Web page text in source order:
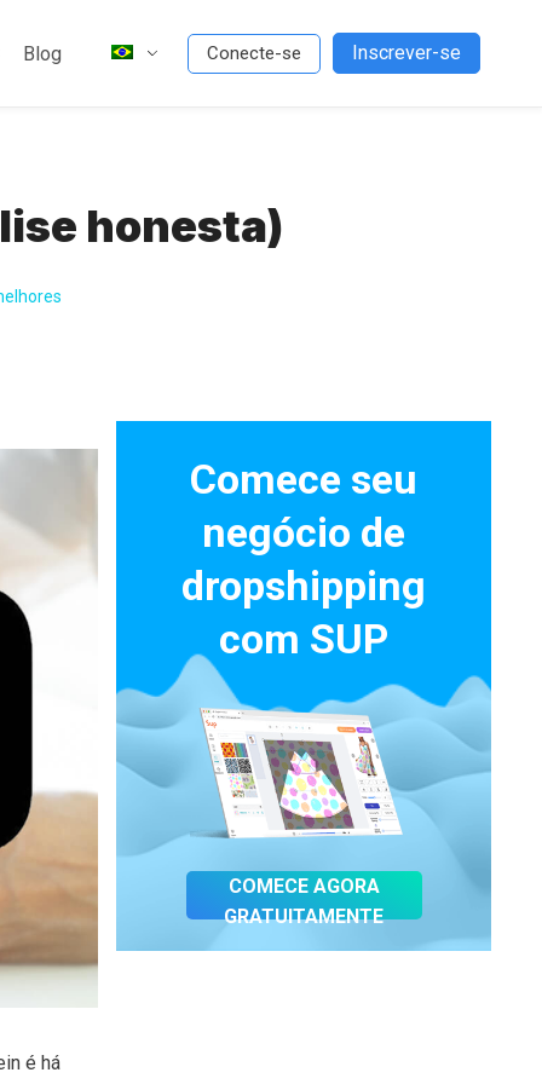
Blog Conecte-se Inscrever-se
honesta)
é há
Comece seu
negócio de
dropshipping
com SUP
COMECE AGORA
GRATUITAMENTE